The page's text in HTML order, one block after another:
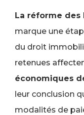
La réforme des
marque une
du droit
retenues
économiques
leur conclusion
modalités de